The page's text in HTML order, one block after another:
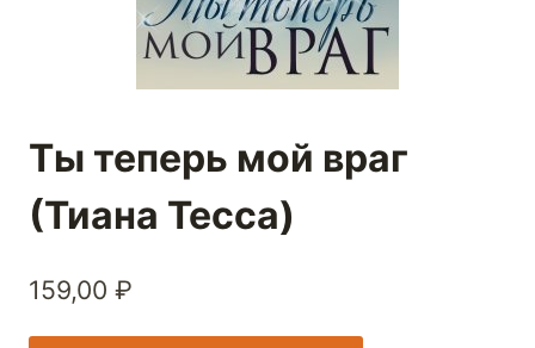
Ты теперь мой враг
(Тиана Тесса)
159,00 ₽